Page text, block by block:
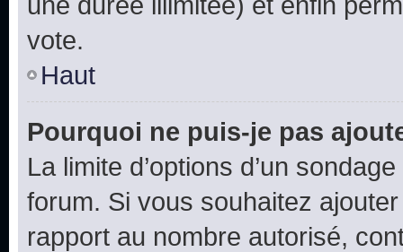
vote.
Haut
Pourquoi ne puis-je pas
La limite d’options d’un
forum. Si vous souhaitez
rapport au nombre autorisé,